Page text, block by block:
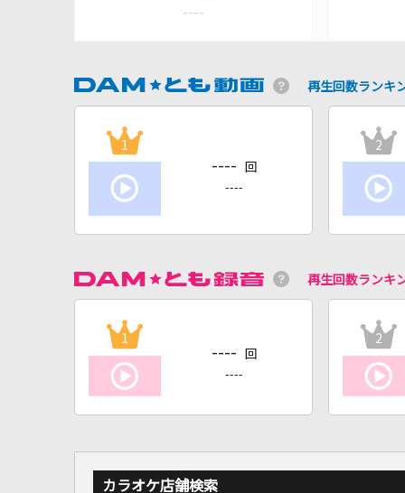
----
再生回数ランキ
1
---- 回
----
2
再生回数ランキ
1
---- 回
----
2
カラオケ店舗検索